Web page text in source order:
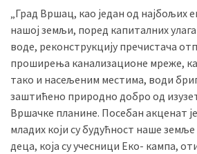
„Град Вршац, као један од најбољих
нашој земљи, поред капиталних
воде, реконструкцију пречистача
проширења канализационе мреже,
тако и насељеним местима, води
заштићено природно добро од
Вршачке планине. Посебан акценат
младих који су будућност наше
деца, која су учесници Еко- кампа,